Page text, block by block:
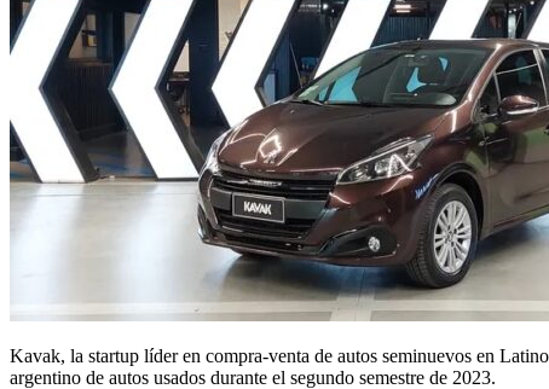
Kavak, la startup líder en compra-venta de autos seminuevos en
argentino de autos usados durante el segundo semestre de 2023.